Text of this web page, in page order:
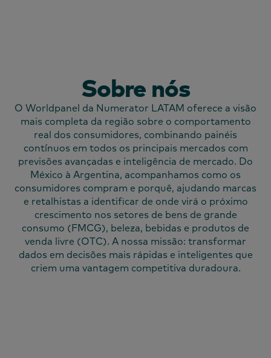
Sobre nós
O Worldpanel da Numerator LATAM oferece a visão
mais completa da região sobre o comportamento
real dos consumidores, combinando painéis
contínuos em todos os principais mercados com
previsões avançadas e inteligência de mercado. Do
México à Argentina, acompanhamos como os
consumidores compram e porquê, ajudando marcas
e retalhistas a identificar de onde virá o próximo
crescimento nos setores de bens de grande
consumo (FMCG), beleza, bebidas e produtos de
venda livre (OTC). A nossa missão: transformar
dados em decisões mais rápidas e inteligentes que
criem uma vantagem competitiva duradoura.